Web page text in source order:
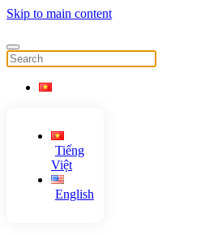
Skip to main content
Tiếng
Việt
English